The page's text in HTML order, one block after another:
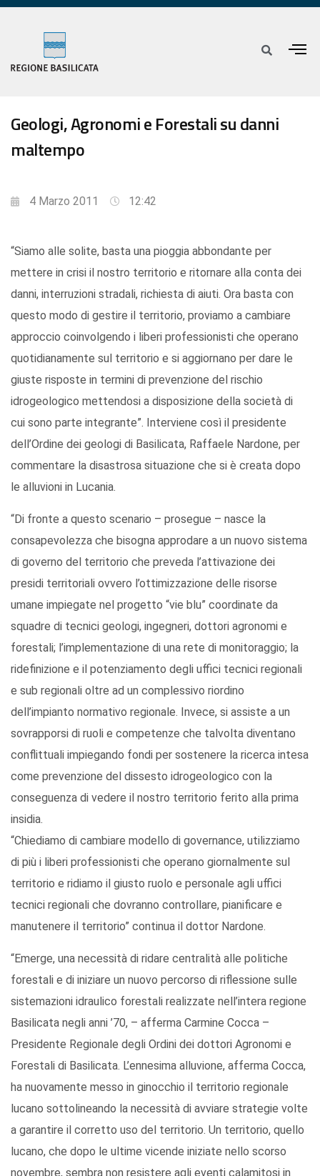
Geologi, Agronomi e Forestali su danni
maltempo
4 Marzo 2011 12:42
“Siamo alle solite, basta una pioggia abbondante per
mettere in crisi il nostro territorio e ritornare alla conta dei
danni, interruzioni stradali, richiesta di aiuti. Ora basta con
questo modo di gestire il territorio, proviamo a cambiare
approccio coinvolgendo i liberi professionisti che operano
quotidianamente sul territorio e si aggiornano per dare le
giuste risposte in termini di prevenzione del rischio
idrogeologico mettendosi a disposizione della società di
cui sono parte integrante”. Interviene così il presidente
dell’Ordine dei geologi di Basilicata, Raffaele Nardone, per
commentare la disastrosa situazione che si è creata dopo
le alluvioni in Lucania.
“Di fronte a questo scenario – prosegue – nasce la
consapevolezza che bisogna approdare a un nuovo sistema
di governo del territorio che preveda l’attivazione dei
presidi territoriali ovvero l’ottimizzazione delle risorse
umane impiegate nel progetto “vie blu” coordinate da
squadre di tecnici geologi, ingegneri, dottori agronomi e
forestali; l’implementazione di una rete di monitoraggio; la
ridefinizione e il potenziamento degli uffici tecnici regionali
e sub regionali oltre ad un complessivo riordino
dell’impianto normativo regionale. Invece, si assiste a un
sovrapporsi di ruoli e competenze che talvolta diventano
conflittuali impiegando fondi per sostenere la ricerca intesa
come prevenzione del dissesto idrogeologico con la
conseguenza di vedere il nostro territorio ferito alla prima
insidia.
“Chiediamo di cambiare modello di governance, utilizziamo
di più i liberi professionisti che operano giornalmente sul
territorio e ridiamo il giusto ruolo e personale agli uffici
tecnici regionali che dovranno controllare, pianificare e
manutenere il territorio” continua il dottor Nardone.
“Emerge, una necessità di ridare centralità alle politiche
forestali e di iniziare un nuovo percorso di riflessione sulle
sistemazioni idraulico forestali realizzate nell’intera regione
Basilicata negli anni ’70, – afferma Carmine Cocca –
Presidente Regionale degli Ordini dei dottori Agronomi e
Forestali di Basilicata. L’ennesima alluvione, afferma Cocca,
ha nuovamente messo in ginocchio il territorio regionale
lucano sottolineando la necessità di avviare strategie volte
a garantire il corretto uso del territorio. Un territorio, quello
lucano, che dopo le ultime vicende iniziate nello scorso
novembre, sembra non resistere agli eventi calamitosi in